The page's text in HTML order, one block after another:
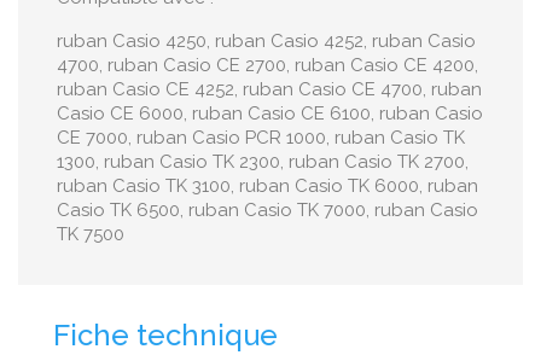
ruban Casio 4250, ruban Casio 4252, ruban Casio
4700, ruban Casio CE 2700, ruban Casio CE 4200,
ruban Casio CE 4252, ruban Casio CE 4700, ruban
Casio CE 6000, ruban Casio CE 6100, ruban Casio
CE 7000, ruban Casio PCR 1000, ruban Casio TK
1300, ruban Casio TK 2300, ruban Casio TK 2700,
ruban Casio TK 3100, ruban Casio TK 6000, ruban
Casio TK 6500, ruban Casio TK 7000, ruban Casio
TK 7500
Fiche technique